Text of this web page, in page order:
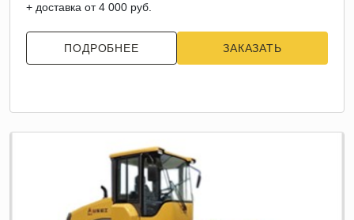
+ доставка от 4 000 руб.
ПОДРОБНЕЕ ЗАКАЗАТЬ